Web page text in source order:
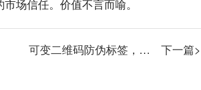
场信任。价值不言而喻。
可变二维码防伪标签，让假货无处藏身 下一篇>